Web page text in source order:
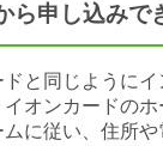
ら申し込みで
と同じように
オンカードの
に従い、住所